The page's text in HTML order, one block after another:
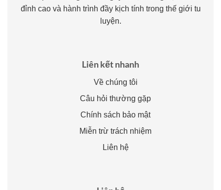
đỉnh cao và hành trình đầy kịch tính trong thế giới tu
luyện.
Liên kết nhanh
Về chúng tôi
Câu hỏi thường gặp
Chính sách bảo mật
Miễn trừ trách nhiệm
Liên hệ